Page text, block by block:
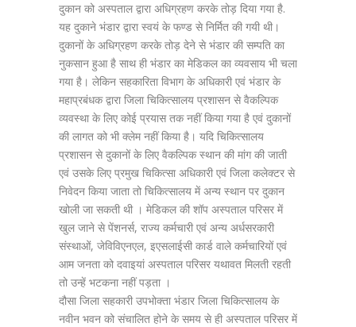
दुकान को अस्पताल द्वारा अधिग्रहण करके तोड़ दिया गया है.
यह दुकाने भंडार द्वारा स्वयं के फण्ड से निर्मित की गयी थी।
दुकानों के अधिग्रहण करके तोड़ देने से भंडार की सम्पति का
नुकसान हुआ है साथ ही भंडार का मेडिकल का व्यवसाय भी चला
गया है। लेकिन सहकारिता विभाग के अधिकारी एवं भंडार के
महाप्रबंधक द्वारा जिला चिकित्सालय प्रशासन से वैकल्पिक
व्यवस्था के लिए कोई प्रयास तक नहीं किया गया है एवं दुकानों
की लागत को भी क्लेम नहीं किया है। यदि चिकित्सालय
प्रशासन से दुकानों के लिए वैकल्पिक स्थान की मांग की जाती
एवं उसके लिए प्रमुख चिकित्सा अधिकारी एवं जिला कलेक्टर से
निवेदन किया जाता तो चिकित्सालय में अन्य स्थान पर दुकान
खोली जा सकती थी । मेडिकल की शॉप अस्पताल परिसर में
खुल जाने से पेंशनर्स, राज्य कर्मचारी एवं अन्य अर्धसरकारी
संस्थाओं, जेविविएनएल, इएसलाईसी कार्ड वाले कर्मचारियों एवं
आम जनता को दवाइयां अस्पताल परिसर यथावत मिलती रहती
तो उन्हें भटकना नहीं पड़ता ।
दौसा जिला सहकारी उपभोक्ता भंडार जिला चिकित्सालय के
नवीन भवन को संचालित होने के समय से ही अस्पताल परिसर में